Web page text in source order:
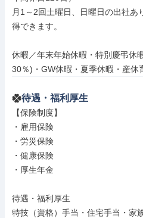
月1～2回土曜日、日曜日の出社あ
得できます。
休暇／年末年始休暇・特別慶弔休
30％)・GW休暇・夏季休暇・産休
待遇・福利厚生
【保険制度】
・雇用保険
・労災保険
・健康保険
・厚生年金
待遇・福利厚生
特技（資格）手当・住宅手当・家